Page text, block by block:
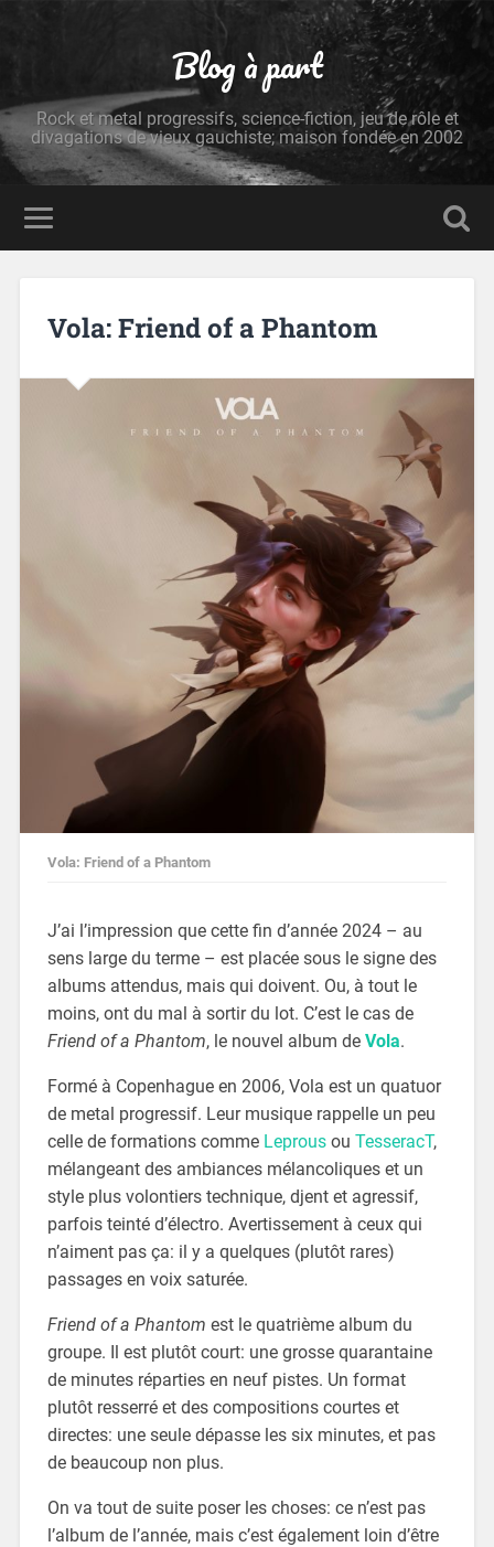
Blog à part
Rock et metal progressifs, science-fiction, jeu de rôle et
divagations de vieux gauchiste; maison fondée en 2002
Vola: Friend of a Phantom
Vola: Friend of a Phantom
J’ai l’impression que cette fin d’année 2024 – au
sens large du terme – est placée sous le signe des
albums attendus, mais qui doivent. Ou, à tout le
moins, ont du mal à sortir du lot. C’est le cas de
Friend of a Phantom, le nouvel album de Vola.
Formé à Copenhague en 2006, Vola est un quatuor
de metal progressif. Leur musique rappelle un peu
celle de formations comme Leprousou TesseracT,
mélangeant des ambiances mélancoliques et un
style plus volontiers technique, djent et agressif,
parfois teinté d’électro. Avertissement à ceux qui
n’aiment pas ça: il y a quelques (plutôt rares)
passages en voix saturée.
Friend of a Phantom est le quatrième album du
groupe. Il est plutôt court: une grosse quarantaine
de minutes réparties en neuf pistes. Un format
plutôt resserré et des compositions courtes et
directes: une seule dépasse les six minutes, et pas
de beaucoup non plus.
On va tout de suite poser les choses: ce n’est pas
l’album de l’année, mais c’est également loin d’être